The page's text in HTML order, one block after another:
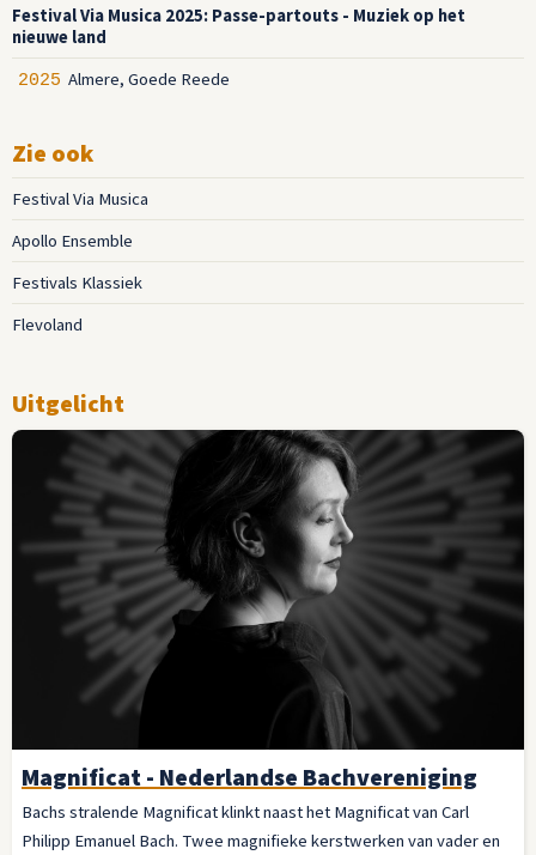
Festival Via Musica 2025: Passe-partouts - Muziek op het
nieuwe land
2025 Almere, Goede Reede
Zie ook
Festival Via Musica
Apollo Ensemble
Festivals Klassiek
Flevoland
Uitgelicht
Magnificat - Nederlandse Bachvereniging
Bachs stralende Magnificat klinkt naast het Magnificat van Carl
Philipp Emanuel Bach. Twee magnifieke kerstwerken van vader en